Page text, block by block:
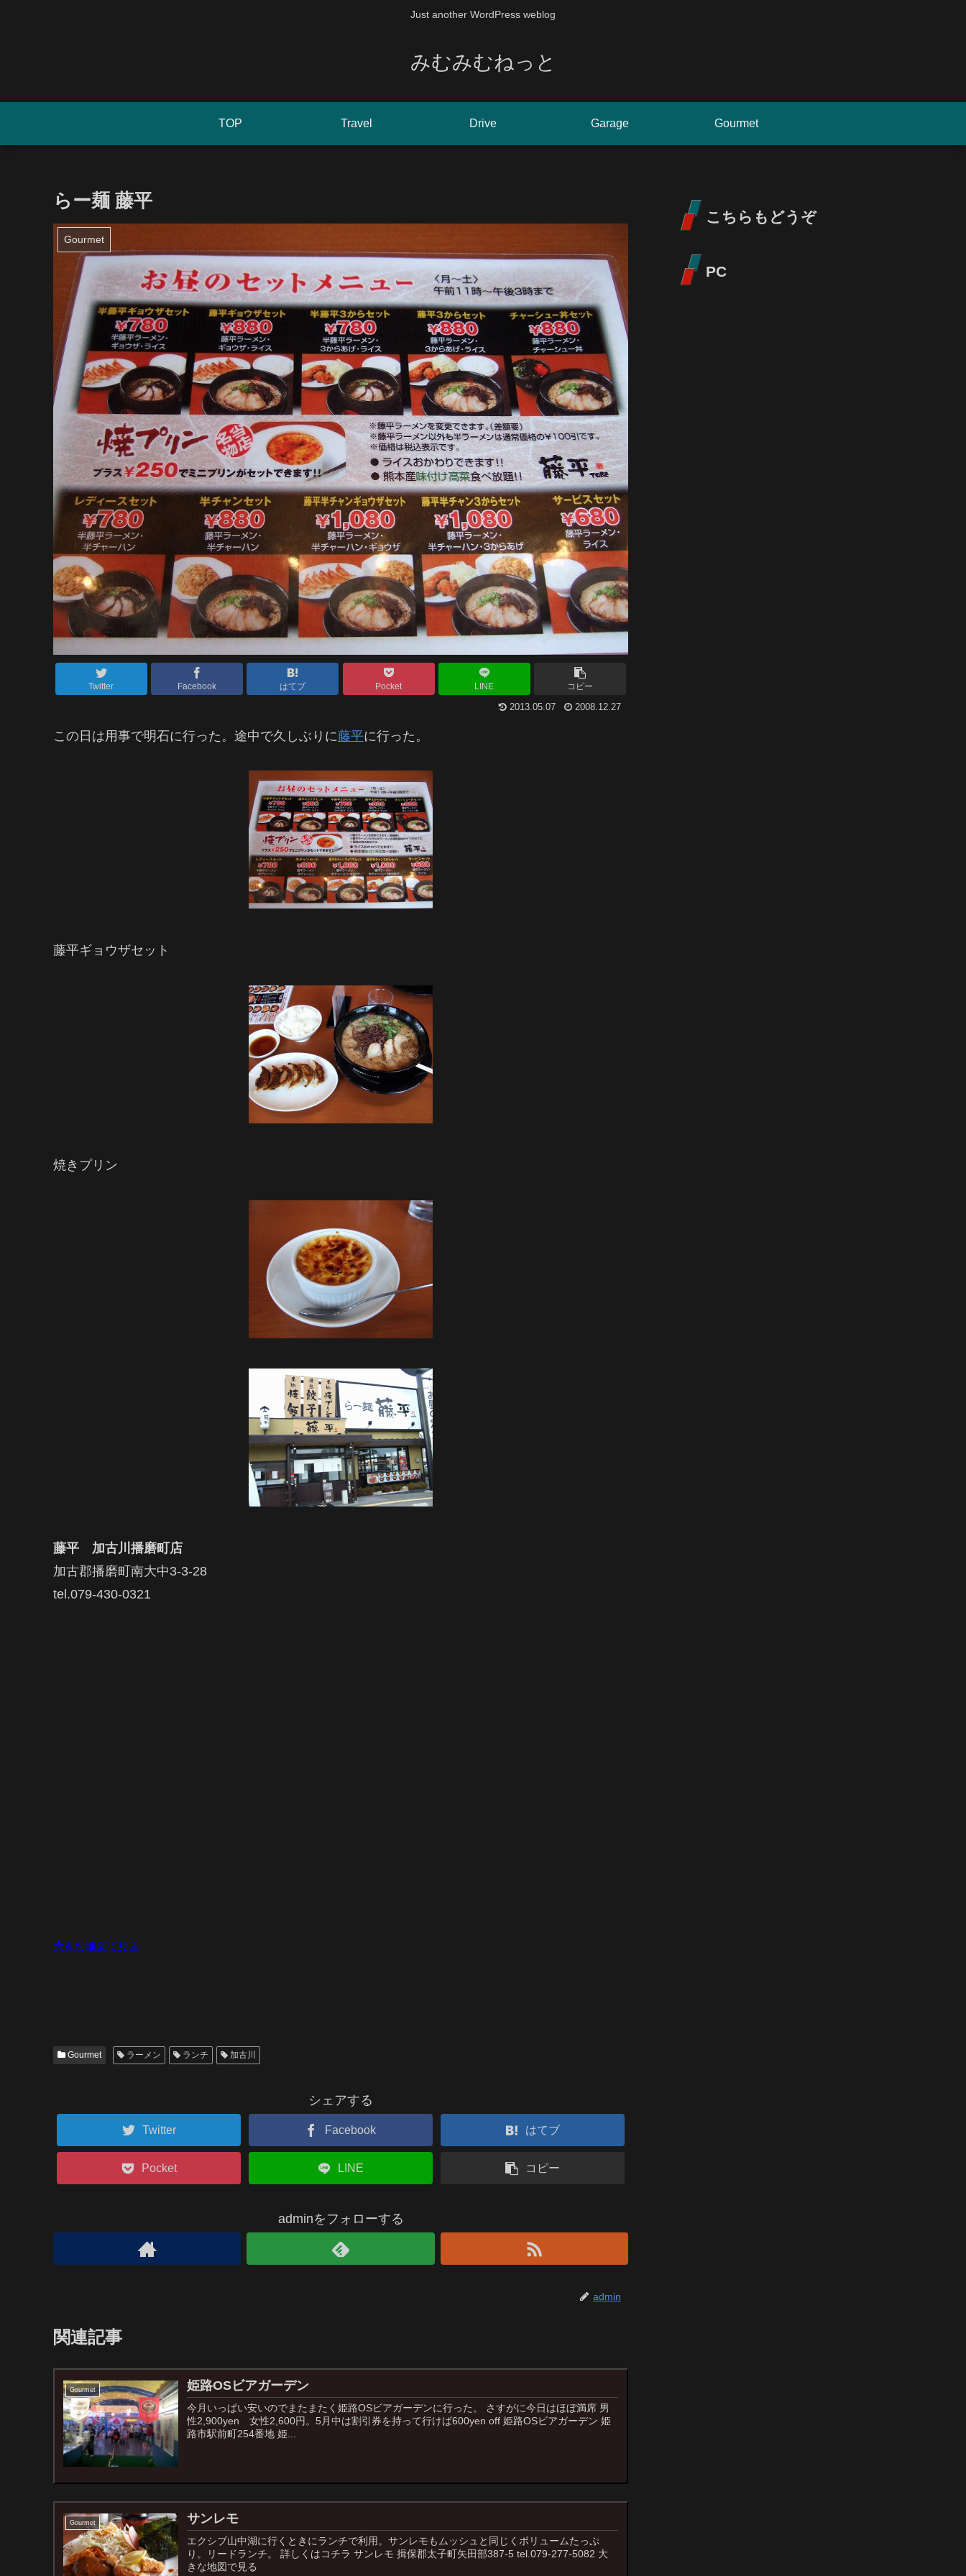
Just another WordPress weblog
みむみむねっと
TOP Travel Drive Garage Gourmet
らー麺 藤平
Gourmet
Twitter Facebook はてブ Pocket LINE コピー
2013.05.07 2008.12.27
この日は用事で明石に行った。途中で久しぶりに藤平に行った。
藤平ギョウザセット
焼きプリン
藤平 加古川播磨町店
加古郡播磨町南大中3-3-28
tel.079-430-0321
大きな地図で見る
Gourmet ラーメン ランチ 加古川
シェアする
Twitter Facebook はてブ
Pocket LINE コピー
adminをフォローする
admin
関連記事
Gourmet 姫路OSビアガーデン
今月いっぱい安いのでまたまたく姫路OSビアガーデンに行った。 さすがに今日はほぼ満席 男
性2,900yen 女性2,600円。5月中は割引券を持って行けば600yen off 姫路OSビアガーデン 姫
路市駅前町254番地 姫...
Gourmet サンレモ
エクシブ山中湖に行くときにランチで利用。サンレモもムッシュと同じくボリュームたっぷ
り。リードランチ。 詳しくはコチラ サンレモ 揖保郡太子町矢田部387-5 tel.079-277-5082 大
きな地図で見る
こちらもどうぞ
PC